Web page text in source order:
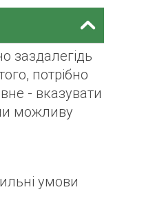
заздалегідь
потрібно
- вказувати
можливу
умови